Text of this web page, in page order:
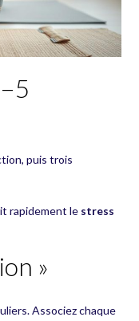
puis trois
rapidement le stress
»
Associez chaque